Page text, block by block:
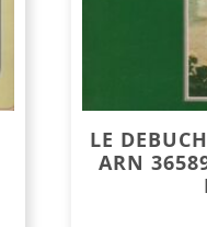
LE
ARN